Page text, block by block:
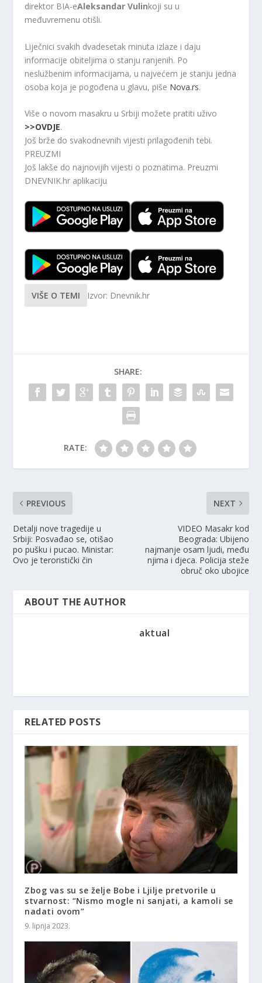
direktor BIA-eAleksandar Vulinkoji su u
međuvremenu otišli.
Liječnici svakih dvadesetak minuta izlaze i daju
informacije obiteljima o stanju ranjenih. Po
neslužbenim informacijama, u najvećem je stanju jedna
osoba koja je pogođena u glavu, piše Nova.rs.
Više o novom masakru u Srbiji možete pratiti uživo
>>OVDJE.
Još brže do svakodnevnih vijesti prilagođenih tebi.
PREUZMI
Još lakše do najnovijih vijesti o poznatima. Preuzmi
DNEVNIK.hr aplikaciju
VIŠE O TEMI Izvor: Dnevnik.hr
SHARE:
RATE:
PREVIOUS
Detalji nove tragedije u
Srbiji: Posvađao se, otišao
po pušku i pucao. Ministar:
Ovo je teroristički čin
NEXT
VIDEO Masakr kod
Beograda: Ubijeno
najmanje osam ljudi, među
njima i djeca. Policija steže
obruč oko ubojice
ABOUT THE AUTHOR
aktual
RELATED POSTS
Zbog vas su se želje Bobe i Ljilje pretvorile u
stvarnost: “Nismo mogle ni sanjati, a kamoli se
nadati ovom”
9. lipnja 2023.